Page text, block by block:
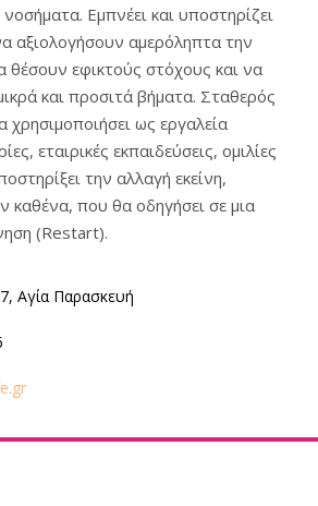
Εμπνέει και υποστηρίζει
αξιολογήσουν αμερόληπτα την
θέσουν εφικτούς στόχους και να
και προσιτά βήματα. Σταθερός
χρησιμοποιήσει ως εργαλεία
εταιρικές εκπαιδεύσεις, ομιλίες
την αλλαγή εκείνη,
καθένα, που θα οδηγήσει σε μια
(Restart).
Αγία Παρασκευή